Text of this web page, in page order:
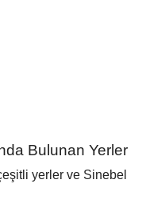
Bulunan Yerler
yerler ve Sinebel